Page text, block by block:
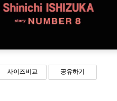
사이즈비교 공유하기